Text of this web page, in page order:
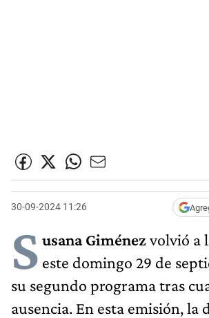
30-09-2024 11:26
S usana Giménezvolvió a
este domingo 29 de
su segundo programa tras
ausencia. En esta emisión, la